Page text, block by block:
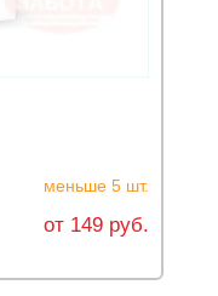
меньше 5 шт.
от 149 руб.